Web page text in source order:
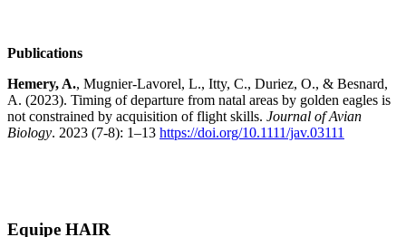
Publications
Hemery, A., Mugnier-Lavorel, L., Itty, C., Duriez, O., & Besnard,
A. (2023). Timing of departure from natal areas by golden eagles is
not constrained by acquisition of flight skills. Journal of Avian
Biology. 2023 (7-8): 1–13 https://doi.org/10.1111/jav.03111
Equipe HAIR